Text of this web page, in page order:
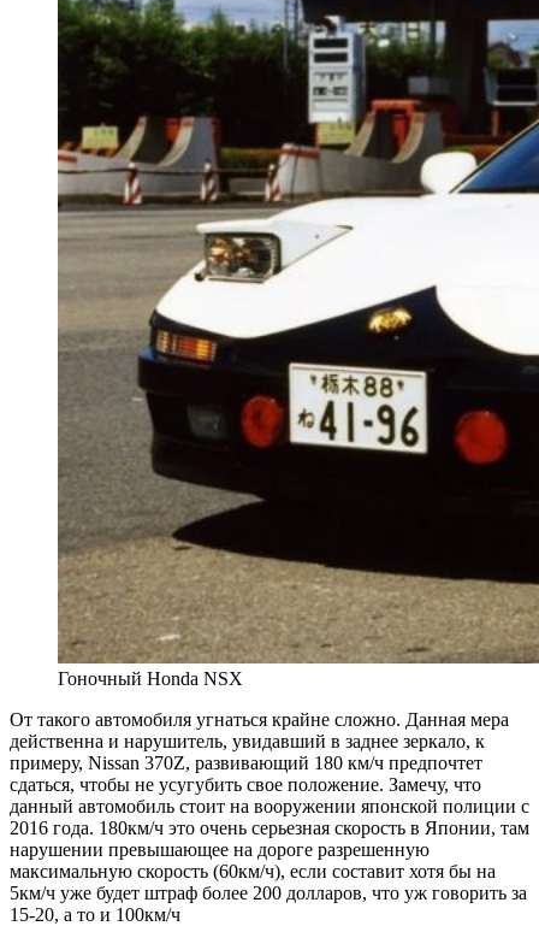
Гоночный Honda NSX
От такого автомобиля угнаться крайне сложно. Данная мера
действенна и нарушитель, увидавший в заднее зеркало, к
примеру, Nissan 370Z, развивающий 180 км/ч предпочтет
сдаться, чтобы не усугубить свое положение. Замечу, что
данный автомобиль стоит на вооружении японской полиции с
2016 года. 180км/ч это очень серьезная скорость в Японии, там
нарушении превышающее на дороге разрешенную
максимальную скорость (60км/ч), если составит хотя бы на
5км/ч уже будет штраф более 200 долларов, что уж говорить за
15-20, а то и 100км/ч